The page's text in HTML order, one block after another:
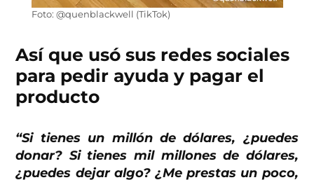
Foto: @quenblackwell (TikTok)
Así que usó sus redes sociales
para pedir ayuda y pagar el
producto
“Si tienes un millón de dólares, ¿puedes
donar? Si tienes mil millones de dólares,
¿puedes dejar algo? ¿Me prestas un poco,